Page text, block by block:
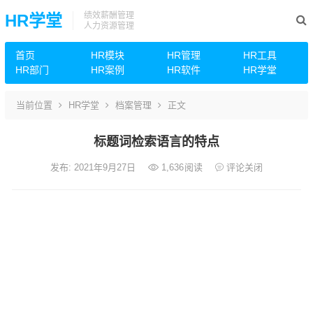
HR学堂
绩效薪酬管理
人力资源管理
首页 HR模块 HR管理
HR工具
HR部门
HR案例 HR软件 HR学堂
当前位置 HR学堂 档案管理 正文
标题词检索语言的特点
发布: 2021年9月27日 1,636阅读 评论关闭